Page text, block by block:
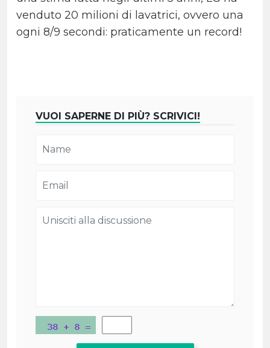
venduto 20 milioni di lavatrici, ovvero una
ogni 8/9 secondi: praticamente un record!
VUOI SAPERNE DI PIÙ? SCRIVICI!